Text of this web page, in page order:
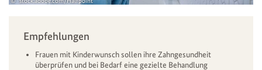
Empfehlungen
Frauen mit Kinderwunsch sollen ihre Zahngesundheit
überprüfen und bei Bedarf eine gezielte Behandlung